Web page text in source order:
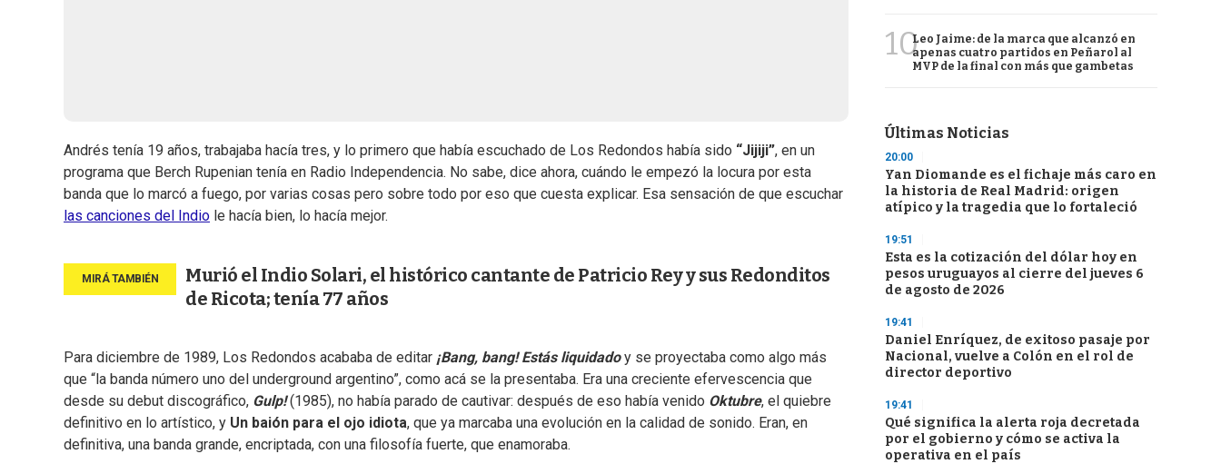
Andrés tenía 19 años, trabajaba hacía tres, y lo primero que había escuchado de Los Redondos había sido “Jijiji”, en un
programa que Berch Rupenian tenía en Radio Independencia. No sabe, dice ahora, cuándo le empezó la locura por esta
banda que lo marcó a fuego, por varias cosas pero sobre todo por eso que cuesta explicar. Esa sensación de que escuchar
las canciones del Indio le hacía bien, lo hacía mejor.
Murió el Indio Solari, el histórico cantante de Patricio Rey y sus Redonditos
de Ricota; tenía 77 años
Para diciembre de 1989, Los Redondos acababa de editar ¡Bang, bang! Estás liquidadoy se proyectaba como algo más
que “la banda número uno del underground argentino”, como acá se la presentaba. Era una creciente efervescencia que
desde su debut discográfico, Gulp!(1985), no había parado de cautivar: después de eso había venido Oktubre, el quiebre
definitivo en lo artístico, y Un baión para el ojo idiota, que ya marcaba una evolución en la calidad de sonido. Eran, en
definitiva, una banda grande, encriptada, con una filosofía fuerte, que enamoraba.
10Leo Jaime: de la marca que alcanzó en
apenas cuatro partidos en Peñarol al
MVP de la final con más que gambetas
Últimas Noticias
20:00
Yan Diomande es el fichaje más caro en
la historia de Real Madrid: origen
atípico y la tragedia que lo fortaleció
19:51
Esta es la cotización del dólar hoy en
pesos uruguayos al cierre del jueves 6
de agosto de 2026
19:41
Daniel Enríquez, de exitoso pasaje por
Nacional, vuelve a Colón en el rol de
director deportivo
19:41
Qué significa la alerta roja decretada
por el gobierno y cómo se activa la
operativa en el país